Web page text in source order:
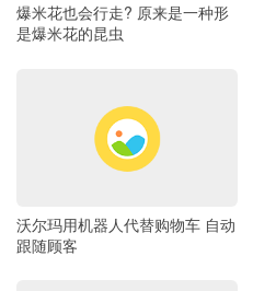
爆米花也会行走? 原来是一种形
是爆米花的昆虫
沃尔玛用机器人代替购物车 自动
跟随顾客